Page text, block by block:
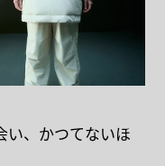
い、かつてないほ